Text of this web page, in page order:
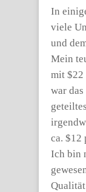
In
viele
und
Mein
mit $22
war
ca. $12
Ich bin